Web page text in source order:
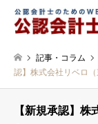
記事・コラム
認】株式会社リベロ（
【新規承認】株